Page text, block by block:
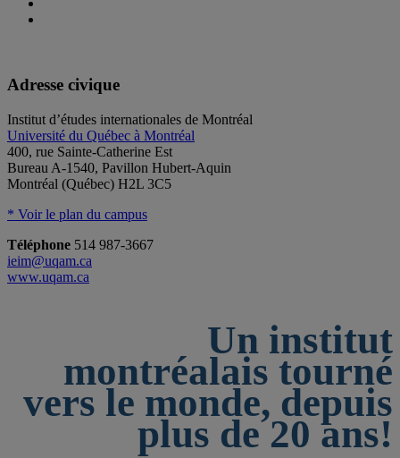
Adresse civique
Institut d’études internationales de Montréal
Université du Québec à Montréal
400, rue Sainte-Catherine Est
Bureau A-1540, Pavillon Hubert-Aquin
Montréal (Québec) H2L 3C5
* Voir le plan du campus
Téléphone 514 987-3667
ieim@uqam.ca
www.uqam.ca
Un institut
montréalais tourné
vers le monde, depuis
plus de 20 ans!